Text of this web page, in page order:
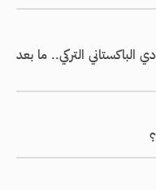
الباكستاني التركي.. ما بعد